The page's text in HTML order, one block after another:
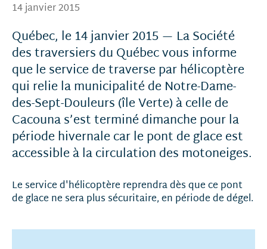
14 janvier 2015
Québec, le 14 janvier 2015 — La Société
des traversiers du Québec vous informe
que le service de traverse par hélicoptère
qui relie la municipalité de Notre-Dame-
des-Sept-Douleurs (île Verte) à celle de
Cacouna s’est terminé dimanche pour la
période hivernale car le pont de glace est
accessible à la circulation des motoneiges.
Le service d'hélicoptère reprendra dès que ce pont
de glace ne sera plus sécuritaire, en période de dégel.